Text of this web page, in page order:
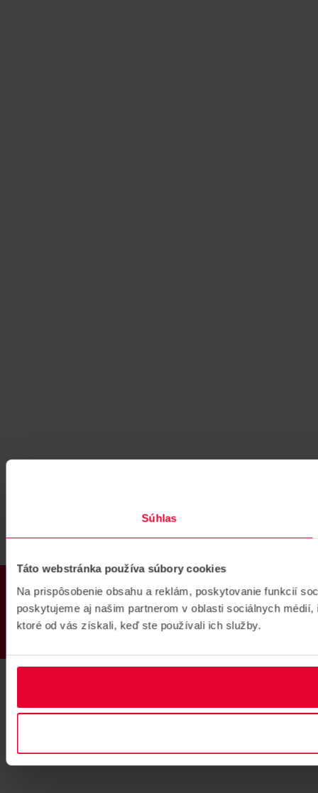
Súhlas
Táto webstránka používa súbory cookies
Na prispôsobenie obsahu a reklám, poskytovanie funkcií
poskytujeme aj našim partnerom v oblasti sociálnych
ktoré od vás získali, keď ste používali ich služby.
PRODUKTY